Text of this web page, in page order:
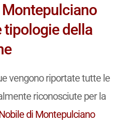
tipologie della
vengono riportate tutte le
riconosciute per la
di Montepulciano